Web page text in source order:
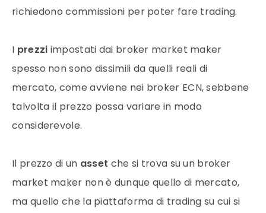
richiedono commissioni per poter fare trading.
I prezzi impostati dai broker market maker
spesso non sono dissimili da quelli reali di
mercato, come avviene nei broker ECN, sebbene
talvolta il prezzo possa variare in modo
considerevole.
Il prezzo di un asset che si trova su un broker
market maker non è dunque quello di mercato,
ma quello che la piattaforma di trading su cui si